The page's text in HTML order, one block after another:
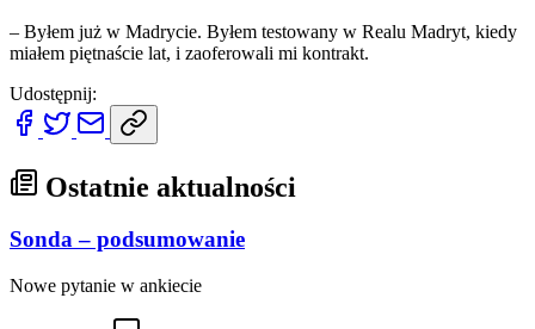
– Byłem już w Madrycie. Byłem testowany w Realu Madryt, kiedy
miałem piętnaście lat, i zaoferowali mi kontrakt.
Udostępnij:
Ostatnie aktualności
Sonda – podsumowanie
Nowe pytanie w ankiecie